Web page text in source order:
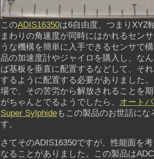
このADIS16350は6自由度、つまりXYZ
まわりの角速度が同時にはかれるセン
うな機構を簡単に入手できるセンサで
品の加速度計やジャイロを購入し、な
ば基板を垂直に配置するなどして、そ
するように配置する必要がありました
場で、その苦労から解放されることを
がちゃんとでるようでしたら、 オート
Super Sylphideもこの製品のお世話に
す。
さてそのADIS16350ですが、性能面を
なることがありました。この製品は